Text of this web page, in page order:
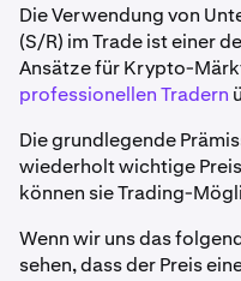
Die Verwendung von
(S/R) im Trade ist einer
Ansätze für Krypto-
professionellen Tradern
Die grundlegende
wiederholt wichtige
können sie Trading-
Wenn wir uns das
sehen, dass der Preis